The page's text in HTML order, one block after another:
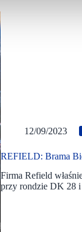
12/09/2023
REFIELD: Brama
Firma Refield
przy rondzie DK 28